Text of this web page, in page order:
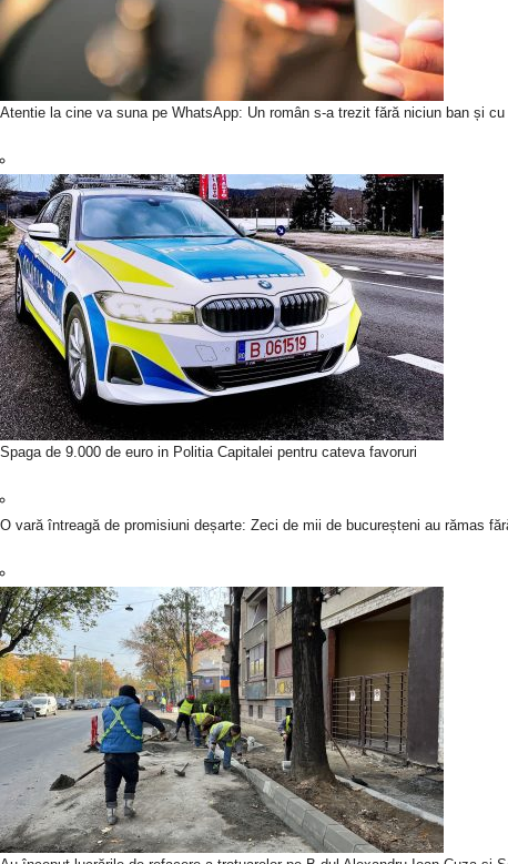
Atentie la cine va suna pe WhatsApp: Un român s-a trezit fără niciun ban și
Spaga de 9.000 de euro in Politia Capitalei pentru cateva favoruri
O vară întreagă de promisiuni deșarte: Zeci de mii de bucureșteni au rămas